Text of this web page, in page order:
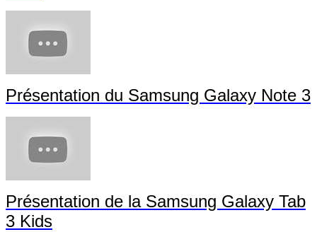
Présentation du Samsung Galaxy Note 3
Présentation de la Samsung Galaxy Tab
3 Kids